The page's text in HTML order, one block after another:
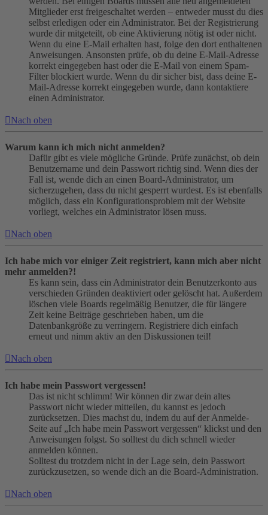
Mitglieder erst freigeschaltet werden – entweder musst du dies
selbst erledigen oder ein Administrator. Bei der Registrierung
wurde dir mitgeteilt, ob eine Aktivierung nötig ist oder nicht.
Wenn du eine E-Mail erhalten hast, folge den dort enthaltenen
Anweisungen. Ansonsten prüfe, ob du deine E-Mail-Adresse
korrekt eingegeben hast oder die E-Mail von einem Spam-
Filter blockiert wurde. Wenn du dir sicher bist, dass deine E-
Mail-Adresse korrekt eingegeben wurde, dann kontaktiere
einen Administrator.
Nach oben
Warum kann ich mich nicht anmelden?
Dafür gibt es viele mögliche Gründe. Prüfe zunächst, ob dein
Benutzername und dein Passwort richtig sind. Wenn dies der
Fall ist, wende dich an einen Board-Administrator, um
sicherzugehen, dass du nicht gesperrt wurdest. Es ist ebenfalls
möglich, dass ein Konfigurationsproblem mit der Website
vorliegt, welches ein Administrator lösen muss.
Nach oben
Ich habe mich vor einiger Zeit registriert, kann mich aber nicht
mehr anmelden?!
Es kann sein, dass ein Administrator dein Benutzerkonto aus
verschieden Gründen deaktiviert oder gelöscht hat. Außerdem
löschen viele Boards regelmäßig Benutzer, die für längere
Zeit keine Beiträge geschrieben haben, um die
Datenbankgröße zu verringern. Registriere dich einfach
erneut und nimm aktiv an den Diskussionen teil!
Nach oben
Ich habe mein Passwort vergessen!
Das ist nicht schlimm! Wir können dir zwar dein altes
Passwort nicht wieder mitteilen, du kannst es jedoch
zurücksetzen. Dies machst du, indem du auf der Anmelde-
Seite auf „Ich habe mein Passwort vergessen“ klickst und den
Anweisungen folgst. So solltest du dich schnell wieder
anmelden können.
Solltest du trotzdem nicht in der Lage sein, dein Passwort
zurückzusetzen, so wende dich an die Board-Administration.
Nach oben